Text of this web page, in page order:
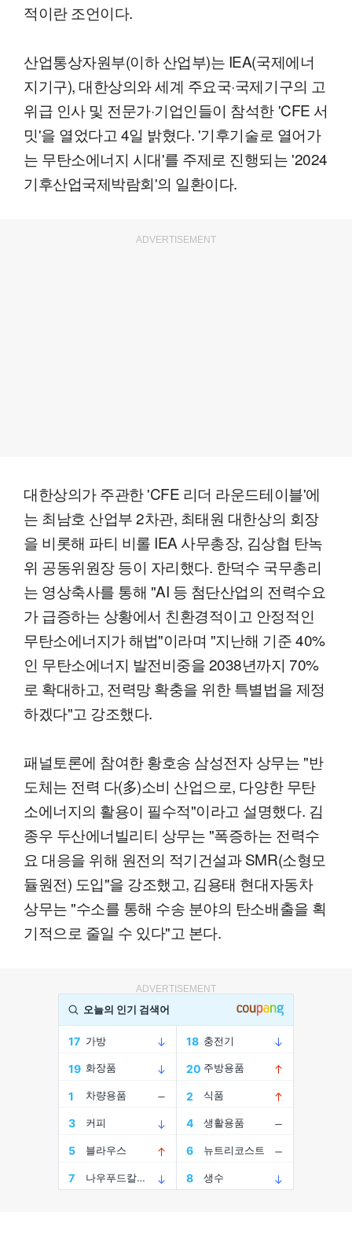
적이란 조언이다.
산업통상자원부(이하 산업부)는 IEA(국제에너
지기구), 대한상의와 세계 주요국·국제기구의 고
위급 인사 및 전문가·기업인들이 참석한 'CFE 서
밋'을 열었다고 4일 밝혔다. '기후기술로 열어가
는 무탄소에너지 시대'를 주제로 진행되는 '2024
기후산업국제박람회'의 일환이다.
ADVERTISEMENT
대한상의가 주관한 'CFE 리더 라운드테이블'에
는 최남호 산업부 2차관, 최태원 대한상의 회장
을 비롯해 파티 비롤 IEA 사무총장, 김상협 탄녹
위 공동위원장 등이 자리했다. 한덕수 국무총리
는 영상축사를 통해 "AI 등 첨단산업의 전력수요
가 급증하는 상황에서 친환경적이고 안정적인
무탄소에너지가 해법"이라며 "지난해 기준 40%
인 무탄소에너지 발전비중을 2038년까지 70%
로 확대하고, 전력망 확충을 위한 특별법을 제정
하겠다"고 강조했다.
패널토론에 참여한 황호송 삼성전자 상무는 "반
도체는 전력 다(多)소비 산업으로, 다양한 무탄
소에너지의 활용이 필수적"이라고 설명했다. 김
종우 두산에너빌리티 상무는 "폭증하는 전력수
요 대응을 위해 원전의 적기건설과 SMR(소형모
듈원전) 도입"을 강조했고, 김용태 현대자동차
상무는 "수소를 통해 수송 분야의 탄소배출을 획
기적으로 줄일 수 있다"고 본다.
ADVERTISEMENT